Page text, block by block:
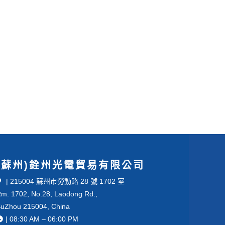
州)銓州光電貿易有限公司
| 215004 蘇州市勞動路 28 號 1702 室
1702, No.28, Laodong Rd.,
215004, China
| 08:30 AM – 06:00 PM